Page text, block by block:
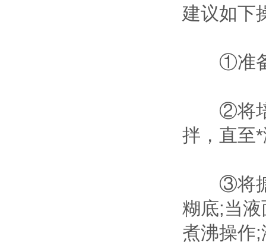
建议如下
①准备
②将培
拌，直至
③将搪
糊底;当
煮沸操作